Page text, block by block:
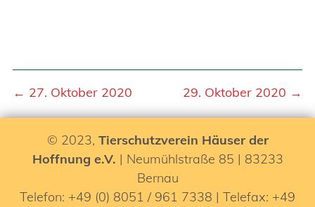
← 27. Oktober 2020 29. Oktober 2020 →
© 2023, Tierschutzverein Häuser der
Hoffnung e.V. | Neumühlstraße 85 | 83233
Bernau
Telefon: +49 (0) 8051 / 961 7338 | Telefax: +49